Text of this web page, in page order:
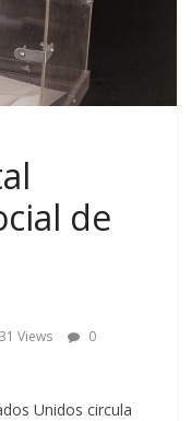
de
31 Views
0
Unidos circula